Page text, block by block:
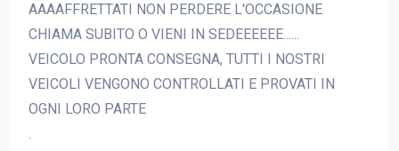
AAAAFFRETTATI NON PERDERE L'OCCASIONE
CHIAMA SUBITO O VIENI IN SEDEEEEEE......
VEICOLO PRONTA CONSEGNA, TUTTI I NOSTRI
VEICOLI VENGONO CONTROLLATI E PROVATI IN
OGNI LORO PARTE
.